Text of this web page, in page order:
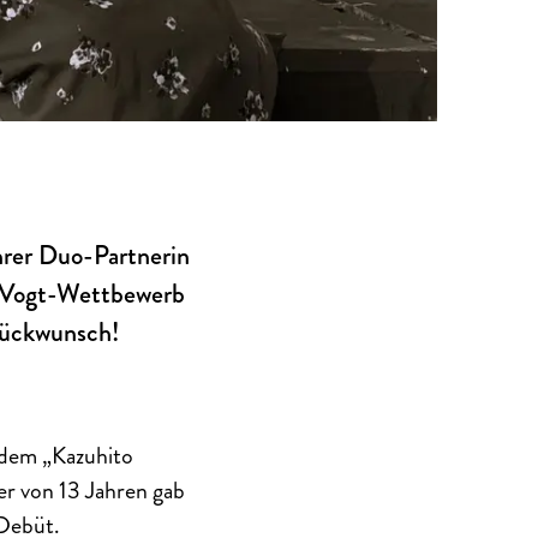
Duo-Partnerin
Wettbewerb
„Kazuhito
von 13 Jahren gab